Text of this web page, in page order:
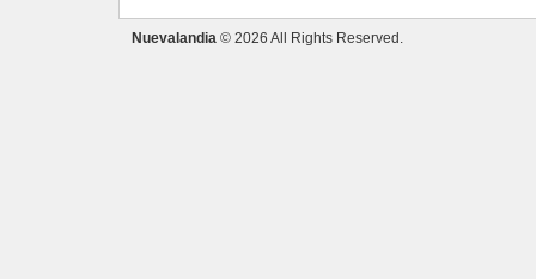
Nuevalandia © 2026 All Rights Reserved.